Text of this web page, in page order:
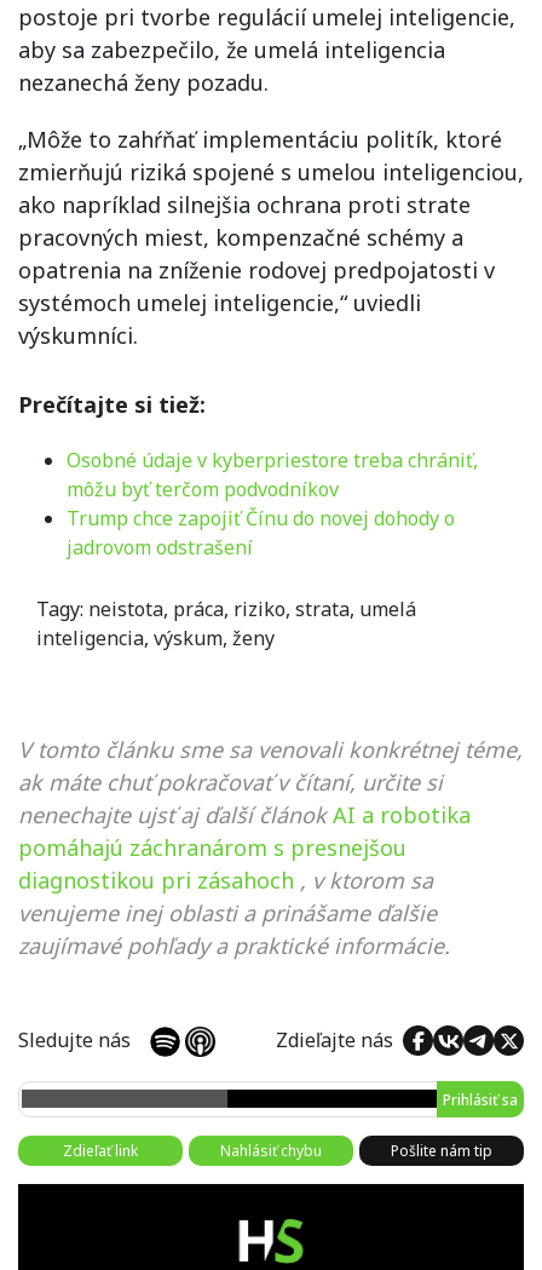
postoje pri tvorbe regulácií umelej inteligencie,
aby sa zabezpečilo, že umelá inteligencia
nezanechá ženy pozadu.
„Môže to zahŕňať implementáciu politík, ktoré
zmierňujú riziká spojené s umelou inteligenciou,
ako napríklad silnejšia ochrana proti strate
pracovných miest, kompenzačné schémy a
opatrenia na zníženie rodovej predpojatosti v
systémoch umelej inteligencie,“ uviedli
výskumníci.
Prečítajte si tiež:
Osobné údaje v kyberpriestore treba chrániť,
môžu byť terčom podvodníkov
Trump chce zapojiť Čínu do novej dohody o
jadrovom odstrašení
Tagy: neistota, práca, riziko, strata, umelá
inteligencia, výskum, ženy
V tomto článku sme sa venovali konkrétnej téme,
ak máte chuť pokračovať v čítaní, určite si
nenechajte ujsť aj ďalší článok AI a robotika
pomáhajú záchranárom s presnejšou
diagnostikou pri zásahoch , v ktorom sa
venujeme inej oblasti a prinášame ďalšie
zaujímavé pohľady a praktické informácie.
Sledujte nás Zdieľajte nás
Prihlásiť sa
Zdieľať link Nahlásiť chybu Pošlite nám tip